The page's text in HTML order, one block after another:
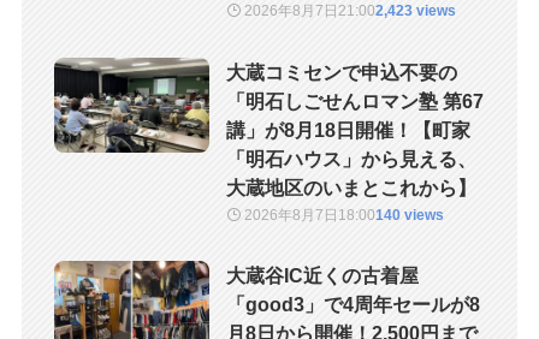
2026年8月7日 21:002,423 views
大蔵コミセンで申込不要の
「明石しごせんロマン塾 第67
講」が8月18日開催！【町家
「明石ハウス」から見える、
大蔵地区のいまとこれから】
2026年8月7日 18:00140 views
大蔵谷IC近くの古着屋
「good3」で4周年セールが8
月8日から開催！2,500円まで